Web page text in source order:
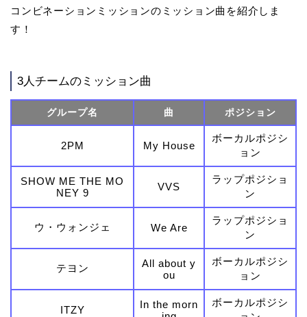
コンビネーションミッションのミッション曲を紹介しま
す！
3人チームのミッション曲
グループ名 曲 ポジション
2PM My House
ボーカルポジシ
ョン
SHOW ME THE MO
NEY 9
VVS
ラップポジショ
ン
ウ・ウォンジェ We Are
ラップポジショ
ン
テヨン
All about y
ou
ボーカルポジシ
ョン
ITZY
In the morn
ボーカルポジシ